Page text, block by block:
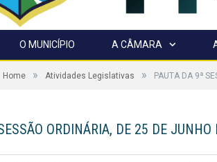
O MUNICÍPIO A CÂMARA
Home » Atividades Legislativas » PAUTA DA 9ª
ORDINÁRIA, DE 25 DE JUNHO